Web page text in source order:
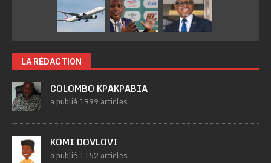
LA RÉDACTION
COLOMBO KPAKPABIA
a publié 1999 articles
KOMI DOVLOVI
a publié 1152 articles